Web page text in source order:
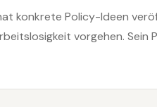
konkrete Policy-Ideen
vorgehen. Sein